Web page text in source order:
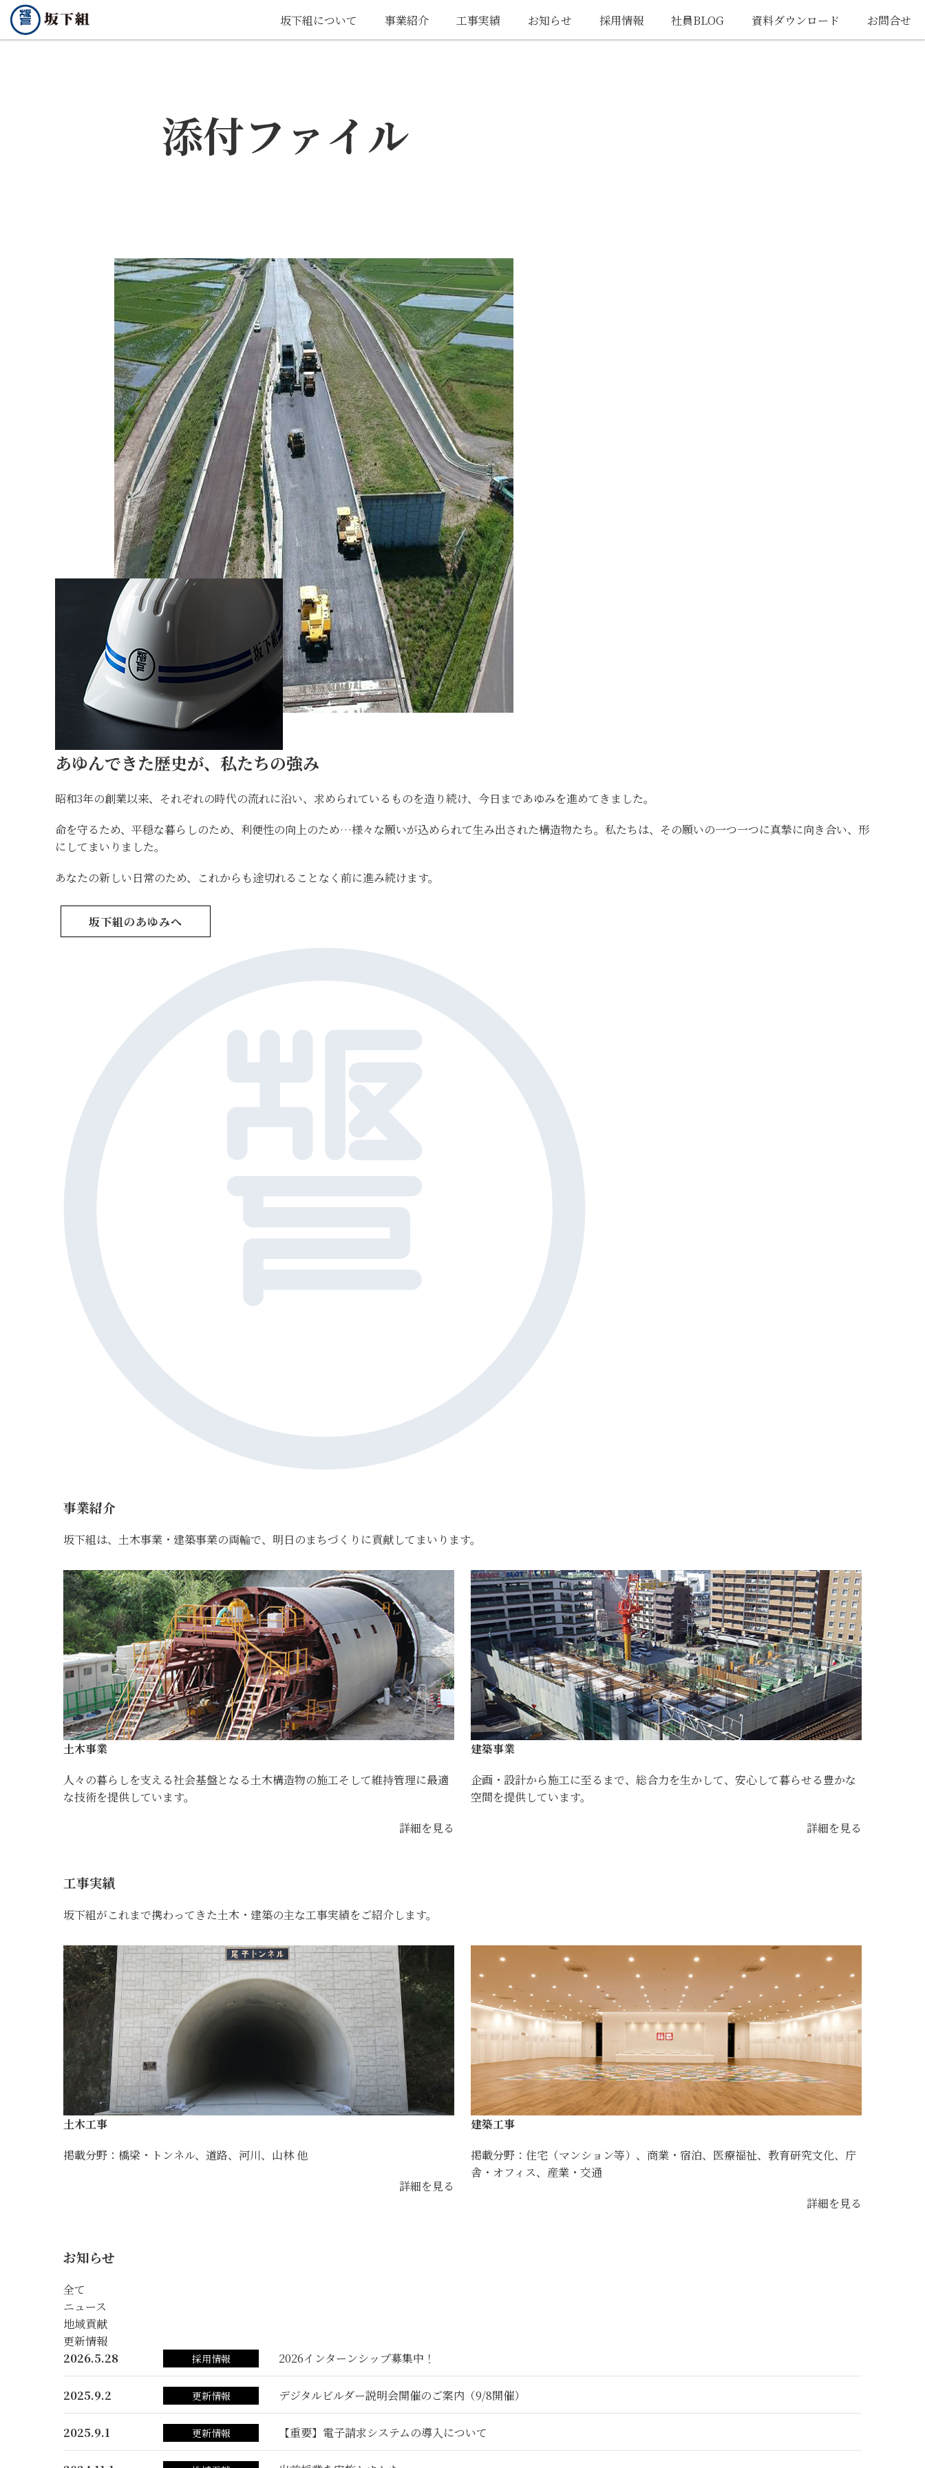
坂下組について 事業紹介 工事実績 お知らせ 採用情報 社員BLOG 資料ダウンロード お問合せ
添付ファイル
あゆんできた歴史が、私たちの強み
昭和3年の創業以来、それぞれの時代の流れに沿い、求められているものを造り続け、今日まであゆみを進めてきました。
命を守るため、平穏な暮らしのため、利便性の向上のため…様々な願いが込められて生み出された構造物たち。私たちは、その願いの一つ一つに真摯に向き合い、形
にしてまいりました。
あなたの新しい日常のため、これからも途切れることなく前に進み続けます。
坂下組のあゆみへ
事業紹介
坂下組は、土木事業・建築事業の両輪で、明日のまちづくりに貢献してまいります。
土木事業
人々の暮らしを支える社会基盤となる土木構造物の施工そして維持管理に最適
な技術を提供しています。
詳細を見る
建築事業
企画・設計から施工に至るまで、総合力を生かして、安心して暮らせる豊かな
空間を提供しています。
詳細を見る
工事実績
坂下組がこれまで携わってきた土木・建築の主な工事実績をご紹介します。
土木工事
掲載分野：橋梁・トンネル、道路、河川、山林 他
詳細を見る
建築工事
掲載分野：住宅（マンション等）、商業・宿泊、医療福祉、教育研究文化、庁
舎・オフィス、産業・交通
詳細を見る
お知らせ
全て
ニュース
地域貢献
更新情報
2026.5.28
採用情報 2026インターンシップ募集中！
2025.9.2 更新情報 デジタルビルダー説明会開催のご案内（9/8開催）
2025.9.1 更新情報 【重要】電子請求システムの導入について